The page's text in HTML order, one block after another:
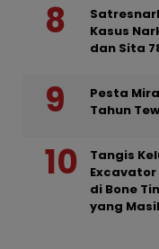
Kasus
dan Sita
Pesta
Tahun
Tangis
di Bone
yang